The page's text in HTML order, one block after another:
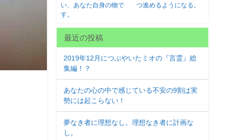
い、あなた自身の物で
す。
つ進めるようになる。
最近の投稿
2019年12月につぶやいたミオの『言霊』総
集編！？
あなたの心の中で感じている不安の9割は実
勢には起こらない！
夢なき者に理想なし。理想なき者に計画な
し。